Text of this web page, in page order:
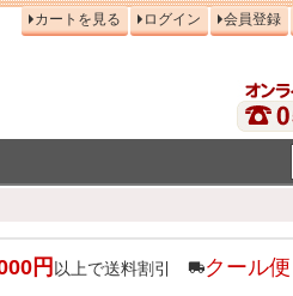
カートを見る ログイン 会員登録
円 以上で送料割引 クール便